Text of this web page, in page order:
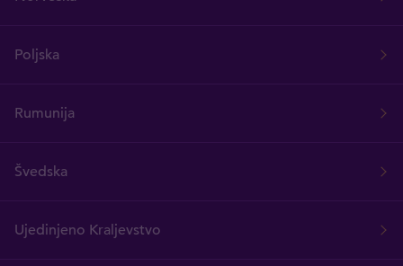
Poljska
Rumunija
Švedska
Ujedinjeno Kraljevstvo